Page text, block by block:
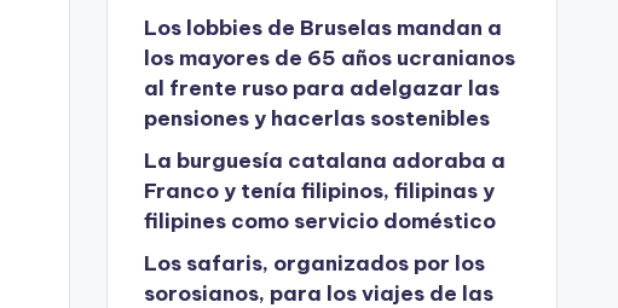
Los lobbies de Bruselas mandan a
los mayores de 65 años ucranianos
al frente ruso para adelgazar las
pensiones y hacerlas sostenibles
La burguesía catalana adoraba a
Franco y tenía filipinos, filipinas y
filipines como servicio doméstico
Los safaris, organizados por los
sorosianos, para los viajes de las